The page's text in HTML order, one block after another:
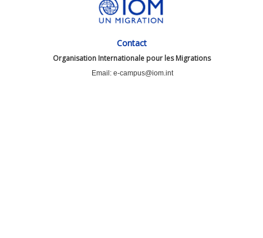
Contact
Organisation Internationale pour les Migrations
Email: e-campus@iom.int